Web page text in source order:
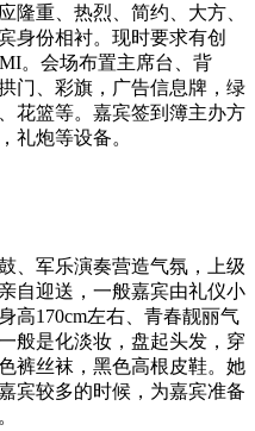
隆重、热烈、简约、大方、
身份相衬。现时要求有创
。会场布置主席台、背
门、彩旗，广告信息牌，绿
花篮等。嘉宾签到簿主办方
礼炮等设备。
、军乐演奏营造气氛，上级
自迎送，一般嘉宾由礼仪小
高170cm左右、青春靓丽气
般是化淡妆，盘起头发，穿
裤丝袜，黑色高根皮鞋。她
宾较多的时候，为嘉宾准备